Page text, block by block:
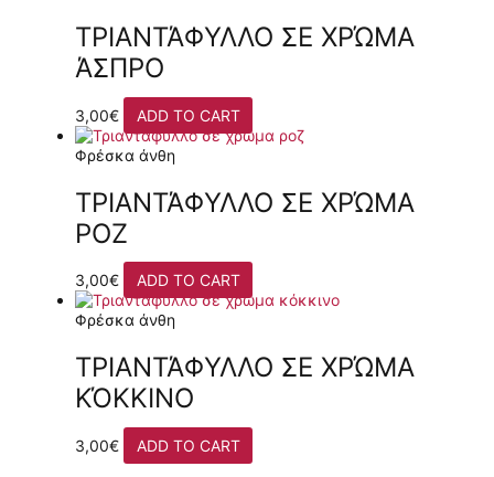
ΤΡΙΑΝΤΆΦΥΛΛΟ ΣΕ ΧΡΏΜΑ
ΆΣΠΡΟ
3,00€ ADD TO CART
Φρέσκα άνθη
ΤΡΙΑΝΤΆΦΥΛΛΟ ΣΕ ΧΡΏΜΑ
ΡΟΖ
3,00€ ADD TO CART
Φρέσκα άνθη
ΤΡΙΑΝΤΆΦΥΛΛΟ ΣΕ ΧΡΏΜΑ
ΚΌΚΚΙΝΟ
3,00€ ADD TO CART